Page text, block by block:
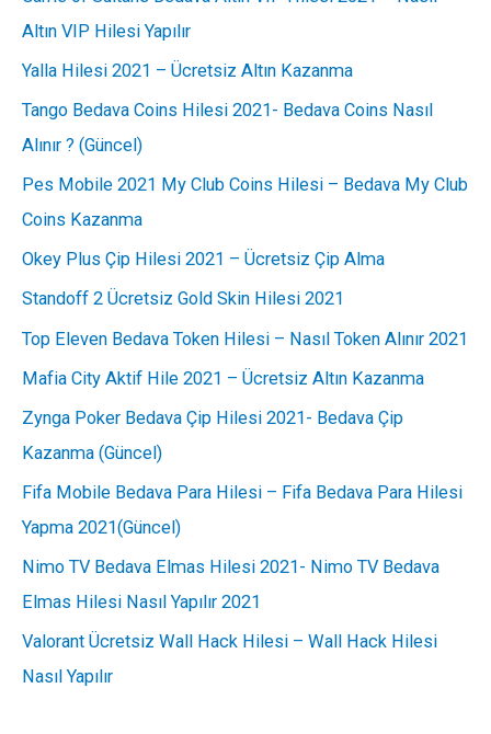
Altın VIP Hilesi Yapılır
Yalla Hilesi 2021 – Ücretsiz Altın Kazanma
Tango Bedava Coins Hilesi 2021- Bedava Coins Nasıl
Alınır ? (Güncel)
Pes Mobile 2021 My Club Coins Hilesi – Bedava My Club
Coins Kazanma
Okey Plus Çip Hilesi 2021 – Ücretsiz Çip Alma
Standoff 2 Ücretsiz Gold Skin Hilesi 2021
Top Eleven Bedava Token Hilesi – Nasıl Token Alınır 2021
Mafia City Aktif Hile 2021 – Ücretsiz Altın Kazanma
Zynga Poker Bedava Çip Hilesi 2021- Bedava Çip
Kazanma (Güncel)
Fifa Mobile Bedava Para Hilesi – Fifa Bedava Para Hilesi
Yapma 2021(Güncel)
Nimo TV Bedava Elmas Hilesi 2021- Nimo TV Bedava
Elmas Hilesi Nasıl Yapılır 2021
Valorant Ücretsiz Wall Hack Hilesi – Wall Hack Hilesi
Nasıl Yapılır